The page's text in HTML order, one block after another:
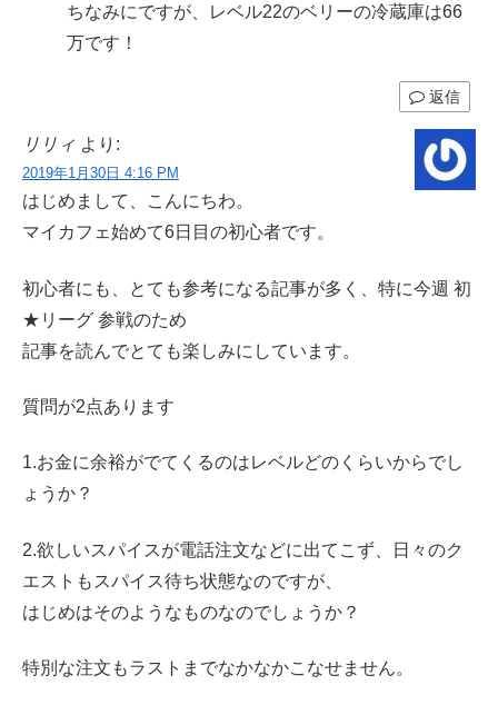
ちなみにですが、レベル22のベリーの冷蔵庫は66
万です！
返信
リリィ より:
2019年1月30日 4:16 PM
はじめまして、こんにちわ。
マイカフェ始めて6日目の初心者です。
初心者にも、とても参考になる記事が多く、特に今週 初
★リーグ 参戦のため
記事を読んでとても楽しみにしています。
質問が2点あります
1.お金に余裕がでてくるのはレベルどのくらいからでし
ょうか？
2.欲しいスパイスが電話注文などに出てこず、日々のク
エストもスパイス待ち状態なのですが、
はじめはそのようなものなのでしょうか？
特別な注文もラストまでなかなかこなせません。